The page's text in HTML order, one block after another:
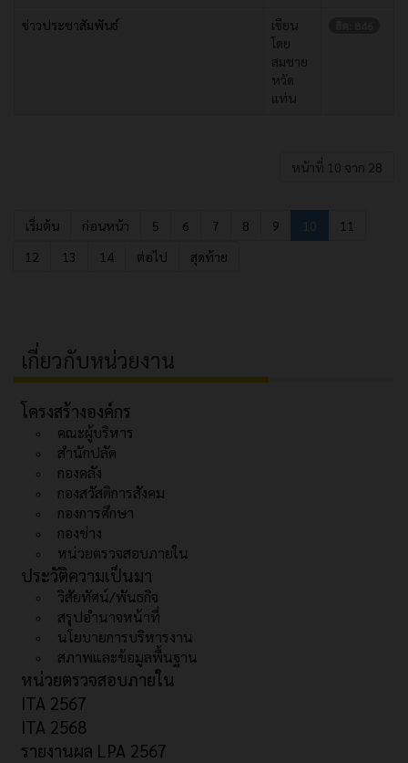
ข่าวประชาสัมพันธ์
เขียน
โดย
สมชาย
หวัด
แท่น
หน้าที่ 10 จาก 28
เริ่มต้น ก่อนหน้า 5 6 7 8 9 10
11
12
13 14 ต่อไป สุดท้าย
เกี่ยวกับหน่วยงาน
โครงสร้างองค์กร
คณะผู้บริหาร
สำนักปลัด
กองคลัง
กองสวัสดิการสังคม
กองการศึกษา
กองช่าง
หน่วยตรวจสอบภายใน
ประวัติความเป็นมา
วิสัยทัศน์/พันธกิจ
สรุปอำนาจหน้าที่
นโยบายการบริหารงาน
สภาพและข้อมูลพื้นฐาน
หน่วยตรวจสอบภายใน
ITA 2567
ITA 2568
รายงานผล LPA 2567